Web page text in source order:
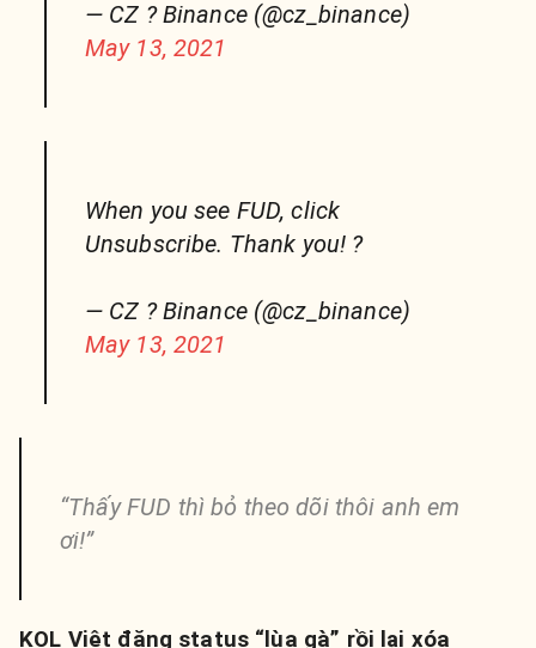
— CZ ? Binance (@cz_binance)
May 13, 2021
When you see FUD, click
Unsubscribe. Thank you! ?
— CZ ? Binance (@cz_binance)
May 13, 2021
“Thấy FUD thì bỏ theo dõi thôi anh em
ơi!”
KOL Việt đăng status “lùa gà” rồi lại xóa